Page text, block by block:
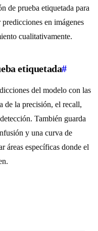
de prueba etiquetada para
en imágenes
cualitativamente.
etiquetada#
del modelo con las
de la precisión, el recall,
También guarda
y una curva de
áreas específicas donde el